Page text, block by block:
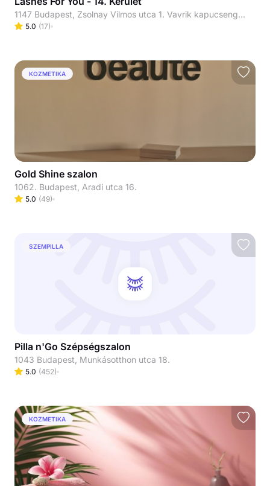
1147 Budapest, Zsolnay Vilmos utca 1. Vavrik kapucsengő legfelső emelet!
5.0 (17)
KOZMETIKA
Gold Shine szalon
1062. Budapest, Aradi utca 16.
5.0 (49)
SZEMPILLA
Pilla n'Go Szépségszalon
1043 Budapest, Munkásotthon utca 18.
5.0 (452)
KOZMETIKA